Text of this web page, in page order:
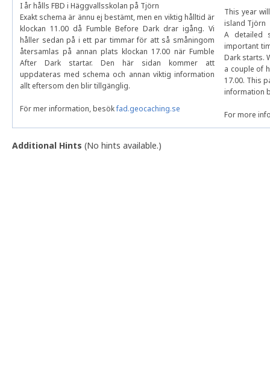
I år hålls FBD i Häggvallsskolan på Tjörn
Exakt schema är ännu ej bestämt, men en viktig hålltid är
klockan 11.00 då Fumble Before Dark drar igång. Vi
håller sedan på i ett par timmar för att så småningom
återsamlas på annan plats klockan 17.00 när Fumble
After Dark startar. Den här sidan kommer att
uppdateras med schema och annan viktig information
allt eftersom den blir tillgänglig.
För mer information, besökfad.geocaching.se
This year
island Tjörn
A detailed
important
Dark starts.
a couple of
17.00. This
information
For more
Additional Hints (No hints available.)